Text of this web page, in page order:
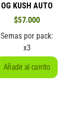
OG KUSH AUTO
$57.000
Semas por pack:
x3
Añadir al carrito